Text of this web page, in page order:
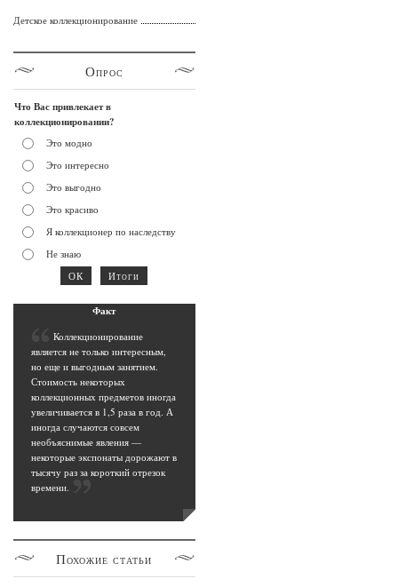
Детское коллекционирование
Опрос
Что Вас привлекает в
коллекционировании?
Это модно
Это интересно
Это выгодно
Это красиво
Я коллекционер по наследству
Не знаю
Факт
Коллекционирование
является не только интересным,
но еще и выгодным занятием.
Стоимость некоторых
коллекционных предметов иногда
увеличивается в 1,5 раза в год. А
иногда случаются совсем
необъяснимые явления —
некоторые экспонаты дорожают в
тысячу раз за короткий отрезок
времени.
Похожие статьи